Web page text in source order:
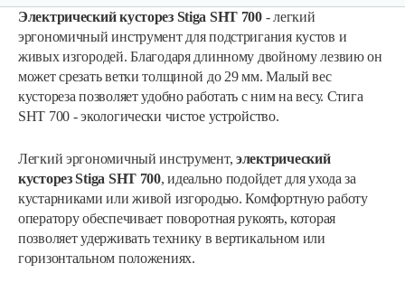
Электрический кусторез Stiga SHT 700- легкий
эргономичный инструмент для подстригания кустов и
живых изгородей. Благодаря длинному двойному лезвию он
может срезать ветки толщиной до 29 мм. Малый вес
кустореза позволяет удобно работать с ним на весу. Стига
SHT 700 - экологически чистое устройство.
Легкий эргономичный инструмент, электрический
кусторез Stiga SHT 700, идеально подойдет для ухода за
кустарниками или живой изгородью. Комфортную работу
оператору обеспечивает поворотная рукоять, которая
позволяет удерживать технику в вертикальном или
горизонтальном положениях.